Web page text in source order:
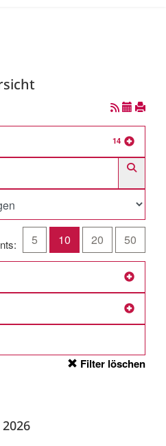
14
5 10 20 50
Filter löschen